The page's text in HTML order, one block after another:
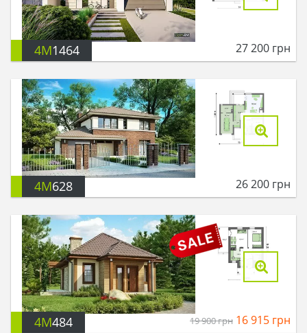
4M1464 27 200 грн
4M628 26 200 грн
4M484 19 900грн 16 915 грн